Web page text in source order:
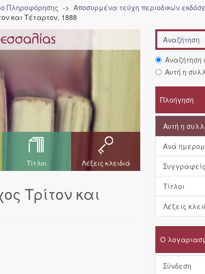
Πληροφόρησης
Αποσυρμένα τεύχη περιοδικών
και Τέταρτον, 1888
Τίτλοι Λέξεις κλειδιά
Τρίτον και
Αναζήτηση
Αυτή η
Πλοήγηση
Αυτή η
Ανά
Συγγραφείς
Τίτλοι
Λέξεις
Ο
Σύνδεση